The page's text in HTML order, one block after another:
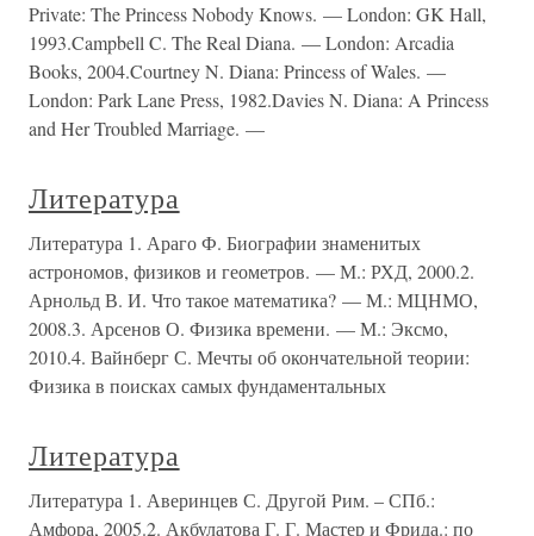
Private: The Princess Nobody Knows. — London: GK Hall,
1993.Campbell C. The Real Diana. — London: Arcadia
Books, 2004.Courtney N. Diana: Princess of Wales. —
London: Park Lane Press, 1982.Davies N. Diana: A Princess
and Her Troubled Marriage. —
Литература
Литература 1. Араго Ф. Биографии знаменитых
астрономов, физиков и геометров. — М.: РХД, 2000.2.
Арнольд В. И. Что такое математика? — М.: МЦНМО,
2008.3. Арсенов О. Физика времени. — М.: Эксмо,
2010.4. Вайнберг С. Мечты об окончательной теории:
Физика в поисках самых фундаментальных
Литература
Литература 1. Аверинцев С. Другой Рим. – СПб.:
Амфора, 2005.2. Акбулатова Г. Г. Мастер и Фрида.: по